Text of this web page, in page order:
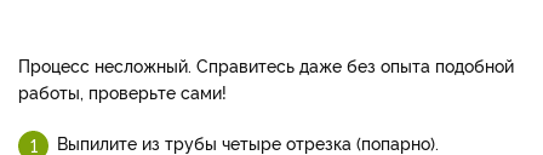
Процесс несложный. Справитесь даже без опыта подобной
работы, проверьте сами!
Выпилите из трубы четыре отрезка (попарно).